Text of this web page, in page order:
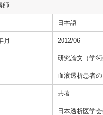
師
日本語
月 2012/06
研究論文（学術
血液透析患者
共著
日本透析医学